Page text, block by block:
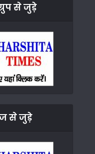
से जुड़े
से जुड़े